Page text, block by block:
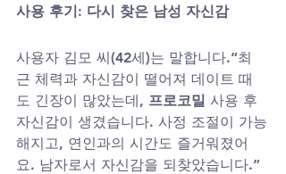
사용 후기: 다시 찾은 남성 자신감
사용자 김모 씨(42세)는 말합니다.“최
근 체력과 자신감이 떨어져 데이트 때
도 긴장이 많았는데, 프로코밀 사용 후
자신감이 생겼습니다. 사정 조절이 가능
해지고, 연인과의 시간도 즐거워졌어
요. 남자로서 자신감을 되찾았습니다.”